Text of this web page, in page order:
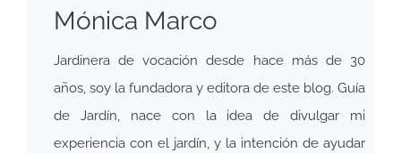
Mónica Marco
Jardinera de vocación desde hace más de 30
años, soy la fundadora y editora de este blog. Guía
de Jardín, nace con la idea de divulgar mi
experiencia con el jardín, y la intención de ayudar